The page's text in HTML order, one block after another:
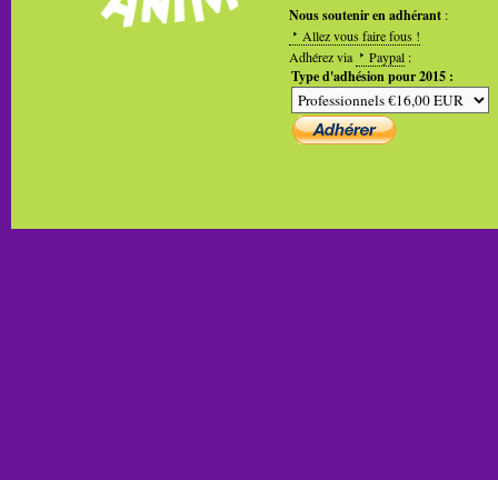
Nous soutenir en adhérant :
Allez vous faire fous !
Adhérez via
Paypal :
Type d'adhésion pour 2015 :